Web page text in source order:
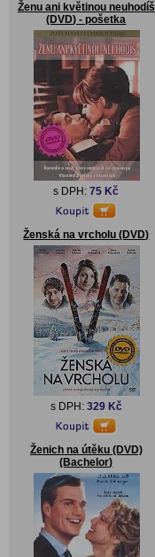
Ženu ani květinou neuhodíš
(DVD) - pošetka
s DPH:75 Kč
Ženská na vrcholu (DVD)
s DPH: 329 Kč
Ženich na útěku (DVD)
(Bachelor)